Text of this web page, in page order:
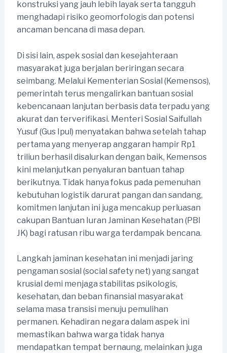
konstruksi yang jauh lebih layak serta tangguh
menghadapi risiko geomorfologis dan potensi
ancaman bencana di masa depan.
Di sisi lain, aspek sosial dan kesejahteraan
masyarakat juga berjalan beriringan secara
seimbang. Melalui Kementerian Sosial (Kemensos),
pemerintah terus mengalirkan bantuan sosial
kebencanaan lanjutan berbasis data terpadu yang
akurat dan terverifikasi. Menteri Sosial Saifullah
Yusuf (Gus Ipul) menyatakan bahwa setelah tahap
pertama yang menyerap anggaran hampir Rp1
triliun berhasil disalurkan dengan baik, Kemensos
kini melanjutkan penyaluran bantuan tahap
berikutnya. Tidak hanya fokus pada pemenuhan
kebutuhan logistik darurat pangan dan sandang,
komitmen lanjutan ini juga mencakup perluasan
cakupan Bantuan Iuran Jaminan Kesehatan (PBI
JK) bagi ratusan ribu warga terdampak bencana.
Langkah jaminan kesehatan ini menjadi jaring
pengaman sosial (social safety net) yang sangat
krusial demi menjaga stabilitas psikologis,
kesehatan, dan beban finansial masyarakat
selama masa transisi menuju pemulihan
permanen. Kehadiran negara dalam aspek ini
memastikan bahwa warga tidak hanya
mendapatkan tempat bernaung, melainkan juga